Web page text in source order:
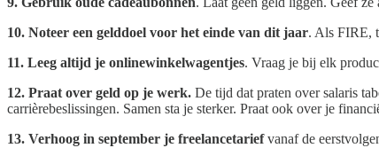
10. Noteer een gelddoel voor het einde van dit jaar. Als FIRE,
11. Leeg altijd je onlinewinkelwagentjes. Vraag je bij elk
12. Praat over geld op je werk. De tijd dat praten over salaris
carrièrebeslissingen. Samen sta je sterker. Praat ook over je
13. Verhoog in september je freelancetariefvanaf de